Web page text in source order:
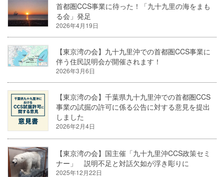
首都圏CCS事業に待った！「九十九里の海をまも
る会」発足
2026年4月19日
【東京湾の会】九十九里沖での首都圏CCS事業に
伴う住民説明会が開催されます！
2026年3月6日
【東京湾の会】千葉県九十九里沖での首都圏CCS
事業の試掘の許可に係る公告に対する意見を提出
しました
2026年2月4日
【東京湾の会】国主催「九十九里沖CCS政策セミ
ナー」 説明不足と対話欠如が浮き彫りに
2025年12月22日